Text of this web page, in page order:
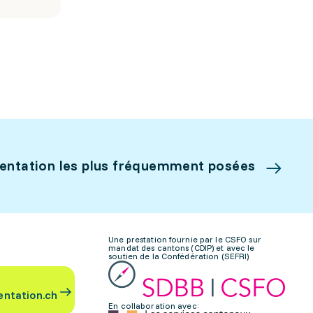
les plus fréquemment posées
Une prestation fournie par le CSFO sur
mandat des cantons (CDIP) et avec le
soutien de la Confédération (SEFRI)
En collaboration avec: